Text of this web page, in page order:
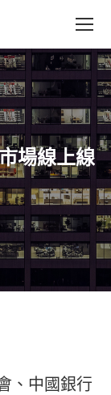
場線上線
、中國銀行